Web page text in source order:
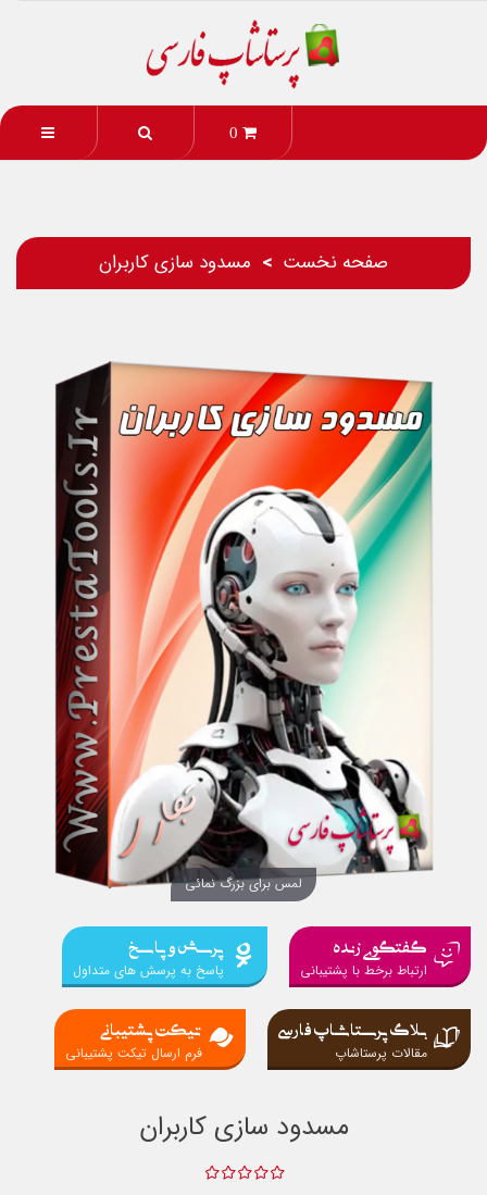
0
صفحه نخست مسدود سازی کاربران
لمس برای بزرگ نمائی
گفتگوی زنده
ارتباط برخط با پشتیبانی
پرسش و پاسخ
پاسخ به پرسش های متداول
بلاگ پرستاشاپ فارسی
مقالات پرستاشاپ
تیکت پشتیبانی
فرم ارسال تیکت پشتیبانی
مسدود سازی کاربران